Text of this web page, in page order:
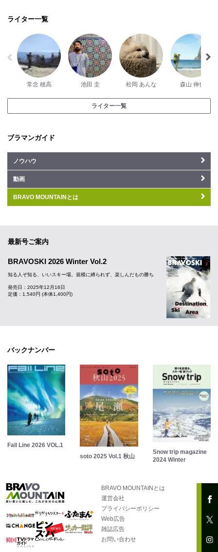
ライター一覧
常念 穂高 池田 圭 松岡 あんな 森山 伸也
ライター一覧
ブラマンガイド
ノウハウ
動画
BRAVO MOUNTAINとは
最新号ご案内
BRAVOSKI 2026 Winter Vol.2
知る人ぞ知る、いいスキー場。規模に縛られず、楽しんだもの勝ち
発売日：2025年12月16日
定価：1,540円 (本体1,400円)
バックナンバー
Fall Line 2026 VOL.1
soto 2025 Vol.1 秋山
Snow trip magazine
2024 Winter
BRAVO MOUNTAINとは
運営会社
プライバシーポリシー
Web広告
雑誌広告
お問い合わせ